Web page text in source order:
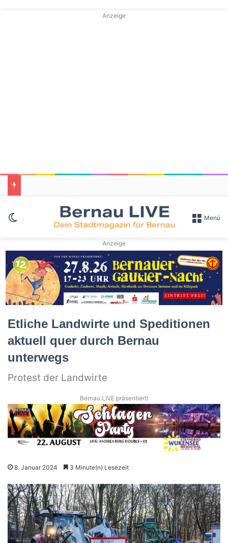
Anzeige
Skin umschalten Menü
Anzeige
Etliche Landwirte und Speditionen
aktuell quer durch Bernau
unterwegs
Protest der Landwirte
Bernau LIVE präsentiert!
8. Januar 2024 3 Minute(n) Lesezeit